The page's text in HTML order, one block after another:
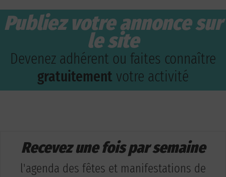
Publiez votre annonce sur
le site
Devenez adhérent ou faites connaître
gratuitement votre activité
Recevez une fois par semaine
l'agenda des fêtes et manifestations de